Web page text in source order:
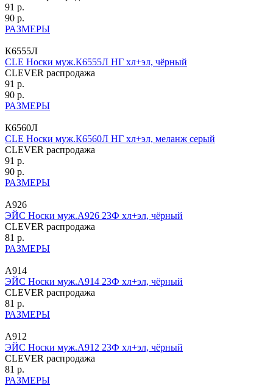
91 р.
90 р.
РАЗМЕРЫ
К6555Л
CLE Носки муж.К6555Л НГ хл+эл, чёрный
CLEVER распродажа
91 р.
90 р.
РАЗМЕРЫ
К6560Л
CLE Носки муж.К6560Л НГ хл+эл, меланж серый
CLEVER распродажа
91 р.
90 р.
РАЗМЕРЫ
А926
ЭЙС Носки муж.А926 23Ф хл+эл, чёрный
CLEVER распродажа
81 р.
РАЗМЕРЫ
А914
ЭЙС Носки муж.А914 23Ф хл+эл, чёрный
CLEVER распродажа
81 р.
РАЗМЕРЫ
А912
ЭЙС Носки муж.А912 23Ф хл+эл, чёрный
CLEVER распродажа
81 р.
РАЗМЕРЫ